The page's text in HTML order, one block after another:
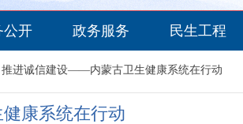
公开 政务服务 民生工程
推进诚信建设——内蒙古卫生健康系统在行动
康系统在行动